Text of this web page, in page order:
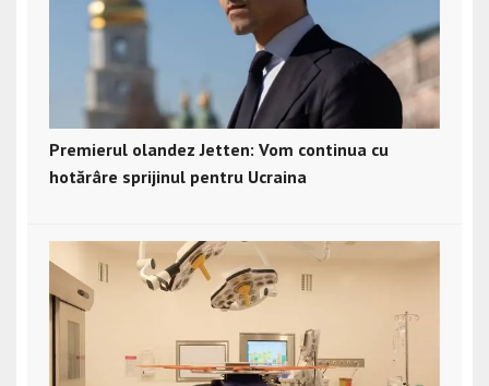
Premierul olandez Jetten: Vom continua cu
hotărâre sprijinul pentru Ucraina